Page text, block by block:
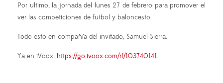
Por ultimo, la jornada del lunes 27 de febrero para promover el
ver las competiciones de futbol y baloncesto.
Todo esto en compañía del invitado, Samuel Sierra.
Ya en iVoox: https://go.ivoox.com/rf/103740141